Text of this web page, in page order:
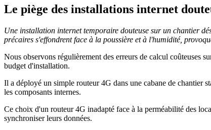
Le piège des installations internet
Une installation internet temporaire douteuse sur un chantier
précaires s'effondrent face à la poussière et à l'humidité,
Nous observons régulièrement des erreurs de calcul coûteuses
budget d'installation.
Il a déployé un simple routeur 4G dans une cabane de chantier
les composants internes.
Ce choix d'un routeur 4G inadapté face à la perméabilité des
synchroniser leurs données.